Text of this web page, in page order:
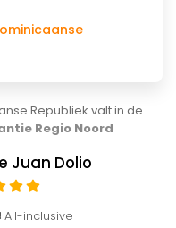
Republiek valt in de
Regio Noord
Juan Dolio
inclusive